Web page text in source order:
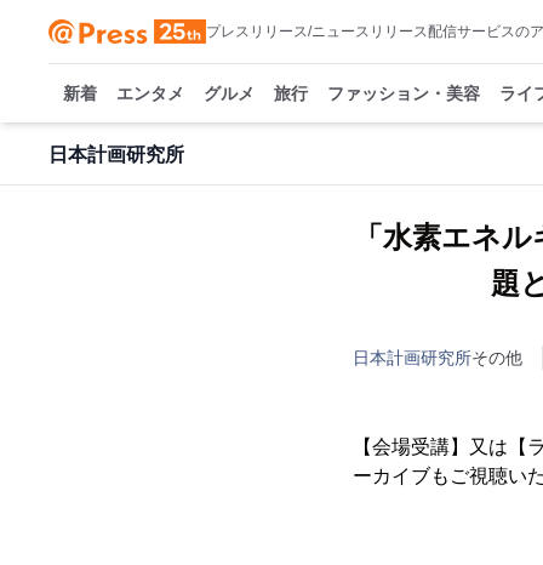
プレスリリース/ニュースリリース配信サービスの
新着 エンタメ グルメ 旅行 ファッション・美容 ライ
日本計画研究所
「水素エネ
題
日本計画研究所その他
【会場受講】又は【
ーカイブもご視聴い